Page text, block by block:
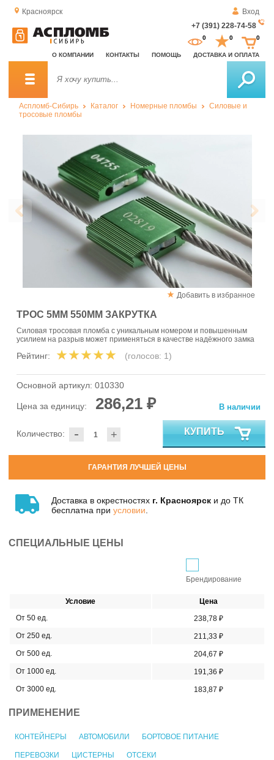
Красноярск
Вход
+7 (391) 228-74-58
О КОМПАНИИ КОНТАКТЫ ПОМОЩЬ ДОСТАВКА И ОПЛАТА
0 0 0
Аспломб-Сибирь Каталог Номерные пломбы
Силовые и
тросовые пломбы
Добавить в избранное
ТРОС 5ММ 550ММ ЗАКРУТКА
Силовая тросовая пломба с уникальным номером и повышенным
усилием на разрыв может применяться в качестве надёжного замка
Рейтинг: (голосов: 1)
Основной артикул: 010330
Цена за единицу: 286,21 ₽
- +
Количество:
В наличии
КУПИТЬ
ГАРАНТИЯ ЛУЧШЕЙ ЦЕНЫ
Доставка в окрестностях г. Красноярск и до ТК
бесплатна при условии
СПЕЦИАЛЬНЫЕ ЦЕНЫ
Брендирование
Условие
Цена
От 50 ед.
238,78 ₽
От 250 ед.
211,33 ₽
От 500 ед.
204,67 ₽
От 1000 ед.
191,36 ₽
От 3000 ед.
183,87 ₽
ПРИМЕНЕНИЕ
КОНТЕЙНЕРЫ АВТОМОБИЛИ БОРТОВОЕ ПИТАНИЕ
ПЕРЕВОЗКИ ЦИСТЕРНЫ ОТСЕКИ